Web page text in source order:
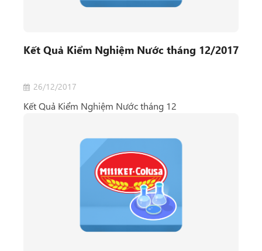
Kết Quả Kiểm Nghiệm Nước tháng 12/2017
26/12/2017
Kết Quả Kiểm Nghiệm Nước tháng 12